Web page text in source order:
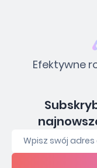
Efektywne